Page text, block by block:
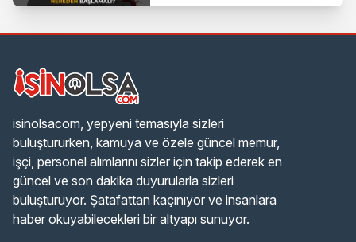
isinolsacom, yepyeni temasıyla sizleri
buluştururken, kamuya ve özele güncel memur,
işçi, personel alımlarını sizler için takip ederek en
güncel ve son dakika duyurularla sizleri
buluşturuyor. Şatafattan kaçınıyor ve insanlara
haber okuyabilecekleri bir altyapı sunuyor.